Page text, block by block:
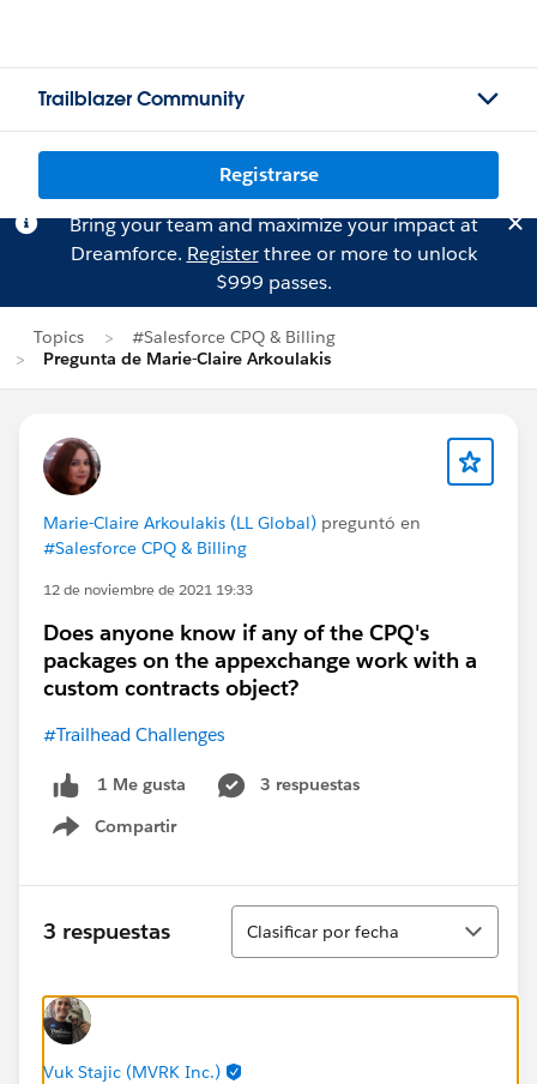
Trailblazer Community
Registrarse
Bring your team and maximize your impact at
Dreamforce. Registerthree or more to unlock
$999 passes.
Topics
#Salesforce CPQ & Billing
Pregunta de Marie-Claire Arkoulakis
Marie-Claire Arkoulakis (LL Global) preguntó en
#Salesforce CPQ & Billing
12 de noviembre de 2021 19:33
Does anyone know if any of the CPQ's
packages on the appexchange work with a
custom contracts object?
#Trailhead Challenges
1 Me gusta
3 respuestas
Compartir
Show menu
3 respuestas
Ordenar
Clasificar por fecha
Vuk Stajic (MVRK Inc.)